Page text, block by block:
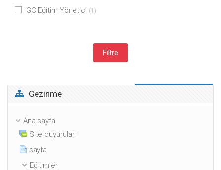
GC Eğitim Yönetici (1)
Gezinme 'yı atla
Gezinme
Ana sayfa
Site duyuruları
sayfa
Eğitimler